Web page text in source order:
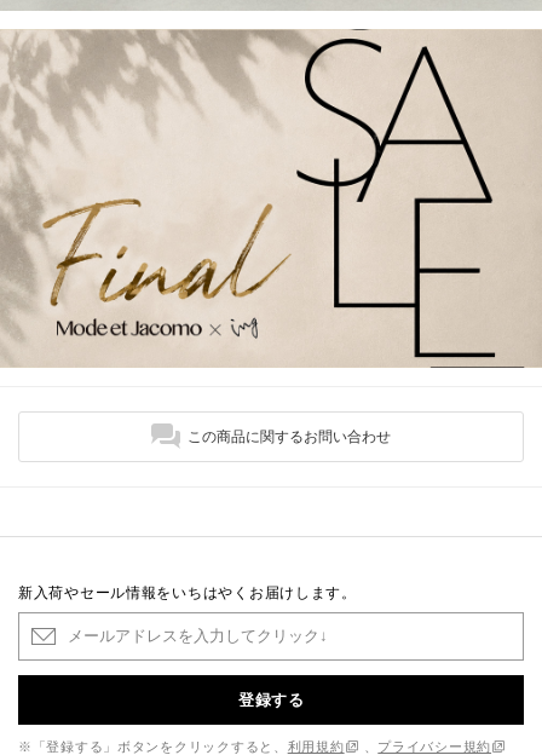
この商品に関するお問い合わせ
新入荷やセール情報をいちはやくお届けします。
登録する
※「登録する」ボタンをクリックすると、 利用規約
プライバシー規約